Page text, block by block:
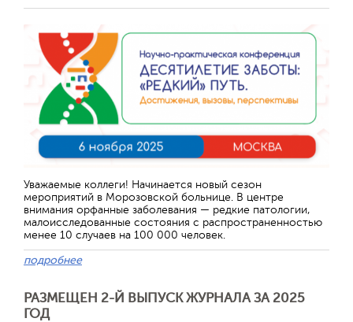
Уважаемые коллеги! Начинается новый сезон
мероприятий в Морозовской больнице. В центре
внимания орфанные заболевания — редкие патологии,
малоисследованные состояния с распространенностью
менее 10 случаев на 100 000 человек.
подробнее
РАЗМЕЩЕН 2-Й ВЫПУСК ЖУРНАЛА ЗА 2025
ГОД